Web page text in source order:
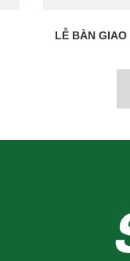
LỄ BÀN GIAO NHÀ: